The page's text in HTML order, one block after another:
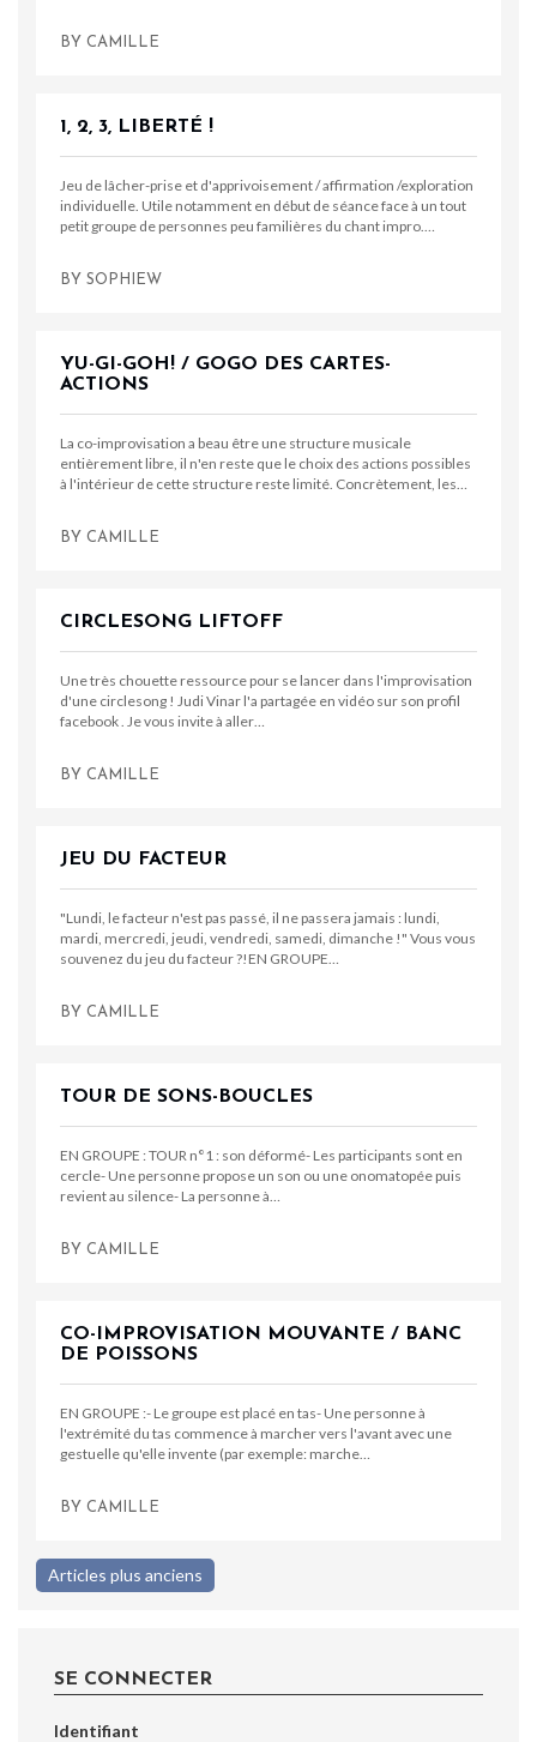
BY CAMILLE
1, 2, 3, LIBERTÉ !
Jeu de lâcher-prise et d'apprivoisement / affirmation /exploration
individuelle. Utile notamment en début de séance face à un tout
petit groupe de personnes peu familières du chant impro.…
BY SOPHIEW
YU-GI-GOH! / GOGO DES CARTES-
ACTIONS
La co-improvisation a beau être une structure musicale
entièrement libre, il n'en reste que le choix des actions possibles
à l'intérieur de cette structure reste limité. Concrètement, les…
BY CAMILLE
CIRCLESONG LIFTOFF
Une très chouette ressource pour se lancer dans l'improvisation
d'une circlesong ! Judi Vinar l'a partagée en vidéo sur son profil
facebook . Je vous invite à aller…
BY CAMILLE
JEU DU FACTEUR
"Lundi, le facteur n'est pas passé, il ne passera jamais : lundi,
mardi, mercredi, jeudi, vendredi, samedi, dimanche !" Vous vous
souvenez du jeu du facteur ?!EN GROUPE…
BY CAMILLE
TOUR DE SONS-BOUCLES
EN GROUPE : TOUR n°1 : son déformé- Les participants sont en
cercle- Une personne propose un son ou une onomatopée puis
revient au silence- La personne à…
BY CAMILLE
CO-IMPROVISATION MOUVANTE / BANC
DE POISSONS
EN GROUPE :- Le groupe est placé en tas- Une personne à
l'extrémité du tas commence à marcher vers l'avant avec une
gestuelle qu'elle invente (par exemple: marche…
BY CAMILLE
Navigation
Articles plus anciens
SE CONNECTER
Identifiant